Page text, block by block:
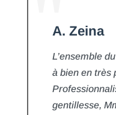
A. Zeina
L’ensemble
à bien en très
gentillesse,